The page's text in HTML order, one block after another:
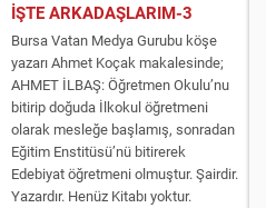
İŞTE ARKADAŞLARIM-3
Bursa Vatan Medya Gurubu köşe
yazarı Ahmet Koçak makalesinde;
AHMET İLBAŞ: Öğretmen Okulu’nu
bitirip doğuda İlkokul öğretmeni
olarak mesleğe başlamış, sonradan
Eğitim Enstitüsü’nü bitirerek
Edebiyat öğretmeni olmuştur. Şairdir.
Yazardır. Henüz Kitabı yoktur.